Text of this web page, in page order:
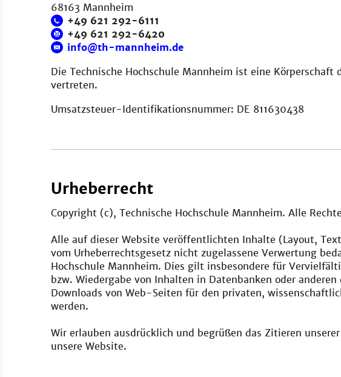
68163 Mannheim
+49 621 292-6111
+49 621 292-6420
info@th-mannheim.de
Die Technische Hochschule Mannheim ist eine
vertreten.
Umsatzsteuer-Identifikationsnummer: DE 811630438
Urheberrecht
Copyright (c), Technische Hochschule Mannheim. Alle
Alle auf dieser Website veröffentlichten Inhalte (Layout,
vom Urheberrechtsgesetz nicht zugelassene Verwertung
Hochschule Mannheim. Dies gilt insbesondere für
bzw. Wiedergabe von Inhalten in Datenbanken oder
Downloads von Web-Seiten für den privaten,
werden.
Wir erlauben ausdrücklich und begrüßen das Zitieren
unsere Website.